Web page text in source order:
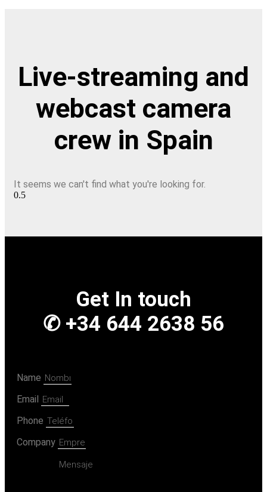
Live-streaming and
webcast camera
crew in Spain
It seems we can't find what you're looking for.
Get In touch
✆ +34 644 2638 56
Name
Email
Phone
Company